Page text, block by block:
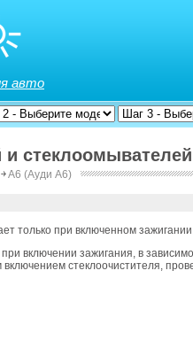
авто
и стеклоомывателей
￫A6 (Ауди А6)
только при включенном
включении зажигания, в
стеклоочистителя,